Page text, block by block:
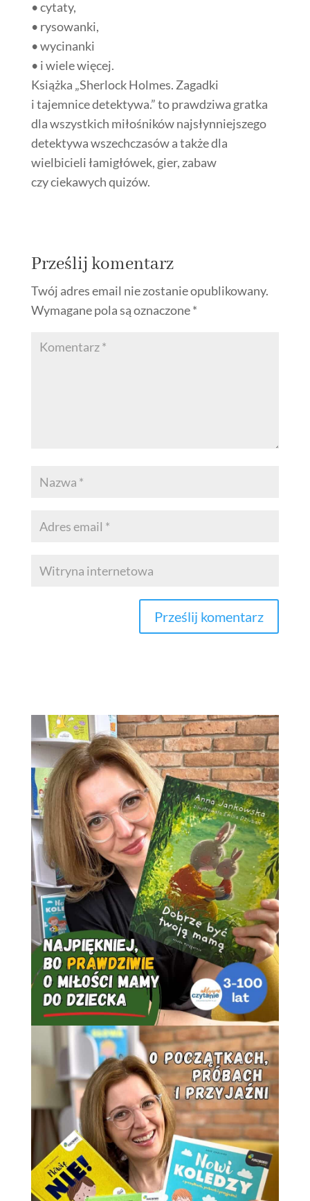
• cytaty,
• rysowanki,
• wycinanki
• i wiele więcej.
Książka „Sherlock Holmes. Zagadki
i tajemnice detektywa.” to prawdziwa gratka
dla wszystkich miłośników najsłynniejszego
detektywa wszechczasów a także dla
wielbicieli łamigłówek, gier, zabaw
czy ciekawych quizów.
Prześlij komentarz
Twój adres email nie zostanie opublikowany.
Wymagane pola są oznaczone*